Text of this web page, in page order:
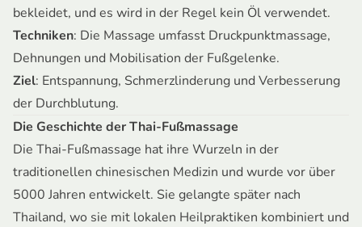
bekleidet, und es wird in der Regel kein Öl verwendet.
Techniken: Die Massage umfasst Druckpunktmassage,
Dehnungen und Mobilisation der Fußgelenke.
Ziel: Entspannung, Schmerzlinderung und Verbesserung
der Durchblutung.
Die Geschichte der Thai-Fußmassage
Die Thai-Fußmassage hat ihre Wurzeln in der
traditionellen chinesischen Medizin und wurde vor über
5000 Jahren entwickelt. Sie gelangte später nach
Thailand, wo sie mit lokalen Heilpraktiken kombiniert und